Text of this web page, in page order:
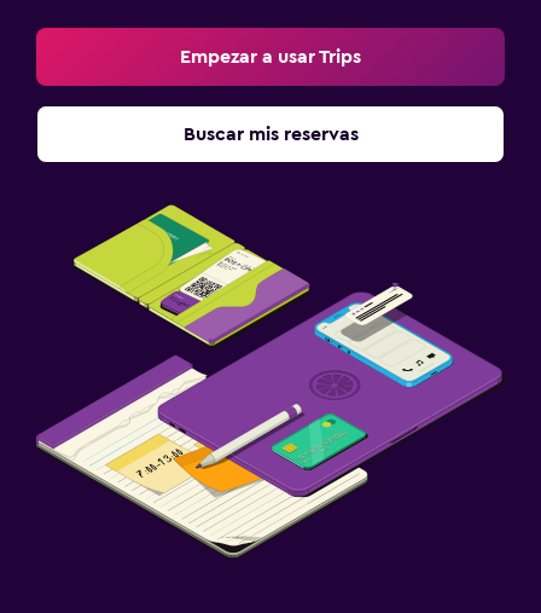
Empezar a usar Trips
Buscar mis reservas